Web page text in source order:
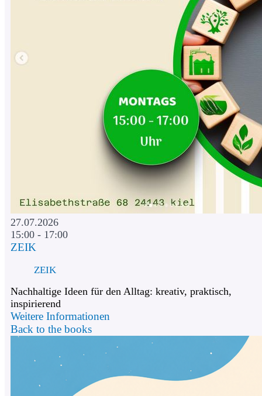
27.07.2026
15:00 - 17:00
ZEIK
ZEIK
Nachhaltige Ideen für den Alltag: kreativ, praktisch,
inspirierend
Weitere Informationen
Back to the books